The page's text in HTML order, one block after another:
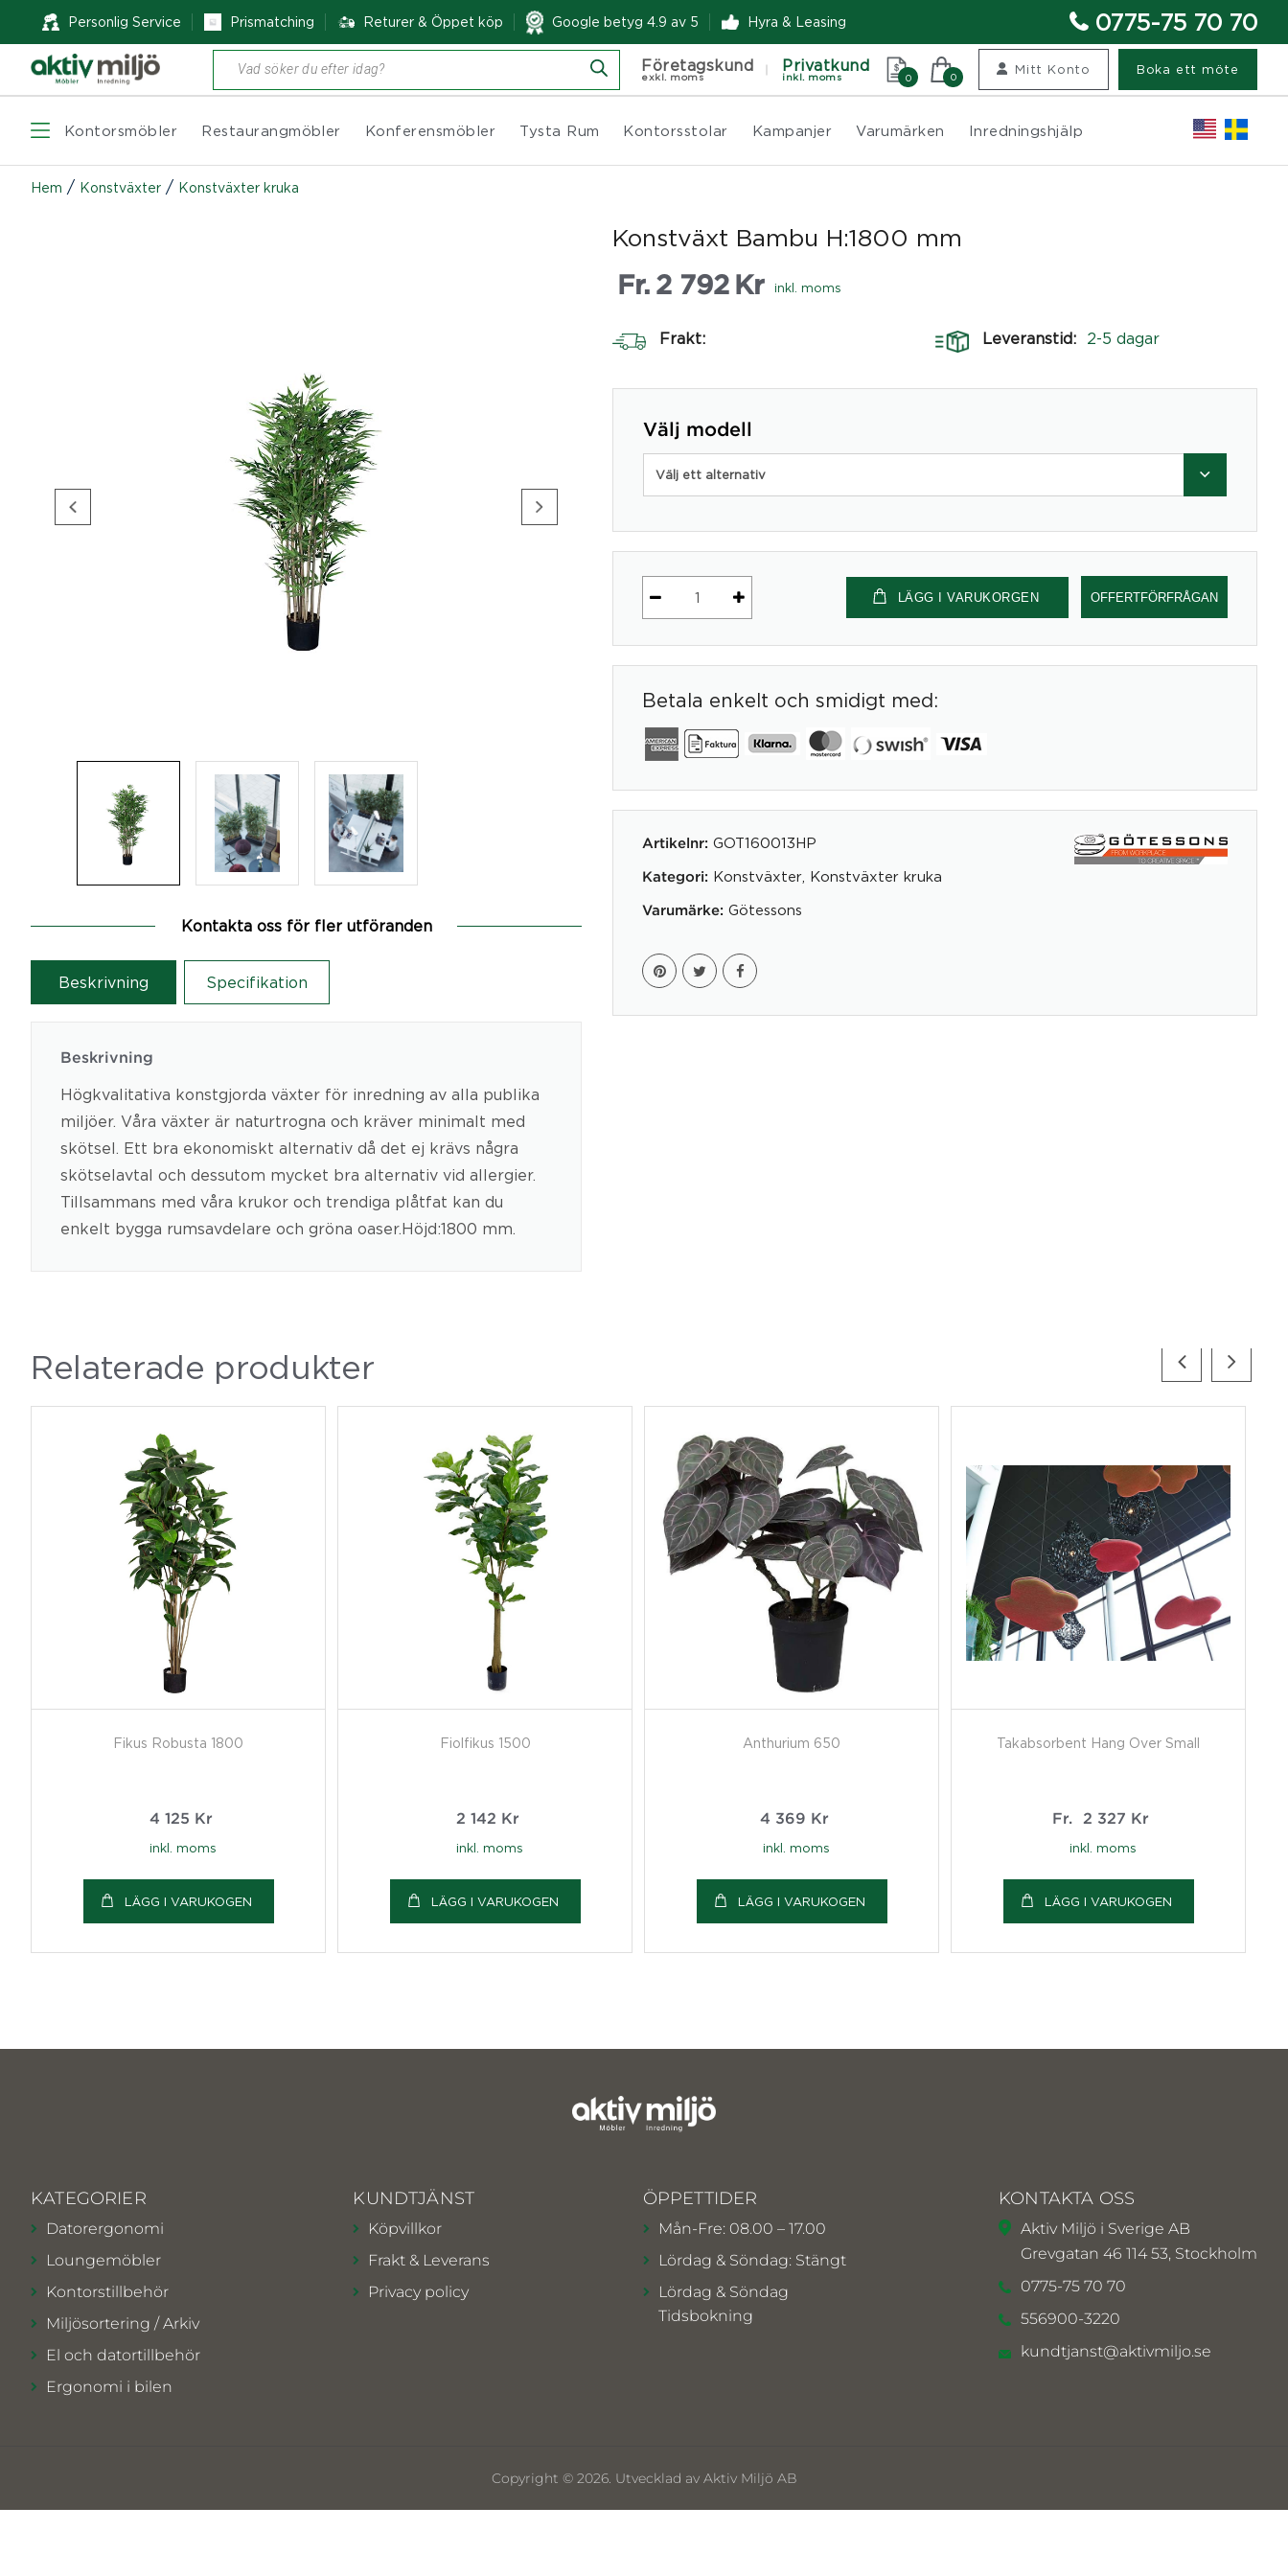
Personlig Service Prismatching Returer & Öppet köp Google betyg 4.9 av 5 Hyra & Leasing 0775-75 70 70
Produktsökning Företagskund
exkl. moms
Privatkund
inkl. moms 0 0
Mitt Konto Boka ett möte
Kontorsmöbler Restaurangmöbler Konferensmöbler Tysta Rum Kontorsstolar Kampanjer Varumärken Inredningshjälp
Hem / Konstväxter / Konstväxter kruka
Kontakta oss för fler utföranden
Beskrivning Specifikation
Beskrivning
Högkvalitativa konstgjorda växter för inredning av alla publika
miljöer. Våra växter är naturtrogna och kräver minimalt med
skötsel. Ett bra ekonomiskt alternativ då det ej krävs några
skötselavtal och dessutom mycket bra alternativ vid allergier.
Tillsammans med våra krukor och trendiga plåtfat kan du
enkelt bygga rumsavdelare och gröna oaser.Höjd:1800 mm.
Konstväxt Bambu H:1800 mm
Fr. 2 792 Kr inkl. moms
Frakt: Leveranstid: 2-5 dagar
Välj modell
Välj ett alternativ
Konstväxt
mängd
LÄGG I VARUKORGEN OFFERTFÖRFRÅGAN
Betala enkelt och smidigt med:
Artikelnr: GOT160013HP
Kategori: Konstväxter Konstväxter kruka
Varumärke: Götessons
Relaterade produkter
Fikus Robusta 1800
4 125 Kr
inkl. moms
LÄGG I VARUKOGEN
Fiolfikus 1500
2 142 Kr
inkl. moms
LÄGG I VARUKOGEN
Anthurium 650
4 369 Kr
inkl. moms
LÄGG I VARUKOGEN
Takabsorbent Hang Over Small
Fr. 2 327 Kr
inkl. moms
LÄGG I VARUKOGEN
KATEGORIER
Datorergonomi
Loungemöbler
Kontorstillbehör
Miljösortering / Arkiv
El och datortillbehör
Ergonomi i bilen
KUNDTJÄNST
Köpvillkor
Frakt & Leverans
Privacy policy
ÖPPETTIDER
Mån-Fre: 08.00 – 17.00
Lördag & Söndag: Stängt
Lördag & Söndag
Tidsbokning
KONTAKTA OSS
Aktiv Miljö i Sverige AB
Grevgatan 46 114 53, Stockholm
0775-75 70 70
556900-3220
kundtjanst@aktivmiljo.se
Copyright © 2026. Utvecklad av Aktiv Miljö AB